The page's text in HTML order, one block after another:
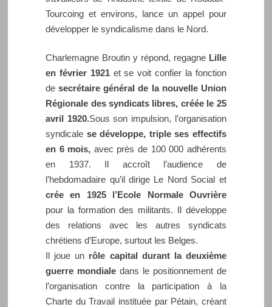
Tourcoing et environs, lance un appel pour
développer le syndicalisme dans le Nord.
Charlemagne Broutin y répond, regagne Lille
en février 1921et se voit confier la fonction
desecrétaire général de la nouvelle Union
Régionale des syndicats libres, créée le 25
avril 1920.Sous son impulsion, l’organisation
syndicale se développe, triple ses effectifs
en 6 mois, avec près de 100 000 adhérents
en 1937. Il accroît l’audience de
l’hebdomadaire qu’il dirige Le Nord Social et
crée en 1925 l’Ecole Normale Ouvrière
pour la formation des militants. Il développe
des relations avec les autres syndicats
chrétiens d’Europe, surtout les Belges.
Il joue un rôle capital durant la deuxième
guerre mondiale dans le positionnement de
l’organisation contre la participation à la
Charte du Travail instituée par Pétain, créant